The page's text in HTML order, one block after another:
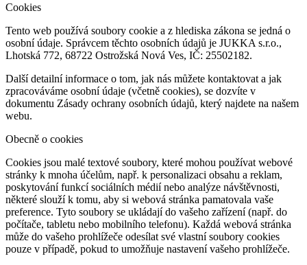
Cookies
Tento web používá soubory cookie a z hlediska zákona se jedná o
osobní údaje. Správcem těchto osobních údajů je JUKKA s.r.o.,
Lhotská 772, 68722 Ostrožská Nová Ves, IČ: 25502182.
Další detailní informace o tom, jak nás můžete kontaktovat a jak
zpracováváme osobní údaje (včetně cookies), se dozvíte v
dokumentu Zásady ochrany osobních údajů, který najdete na našem
webu.
Obecně o cookies
Cookies jsou malé textové soubory, které mohou používat webové
stránky k mnoha účelům, např. k personalizaci obsahu a reklam,
poskytování funkcí sociálních médií nebo analýze návštěvnosti,
některé slouží k tomu, aby si webová stránka pamatovala vaše
preference. Tyto soubory se ukládají do vašeho zařízení (např. do
počítače, tabletu nebo mobilního telefonu). Každá webová stránka
může do vašeho prohlížeče odesílat své vlastní soubory cookies
pouze v případě, pokud to umožňuje nastavení vašeho prohlížeče.